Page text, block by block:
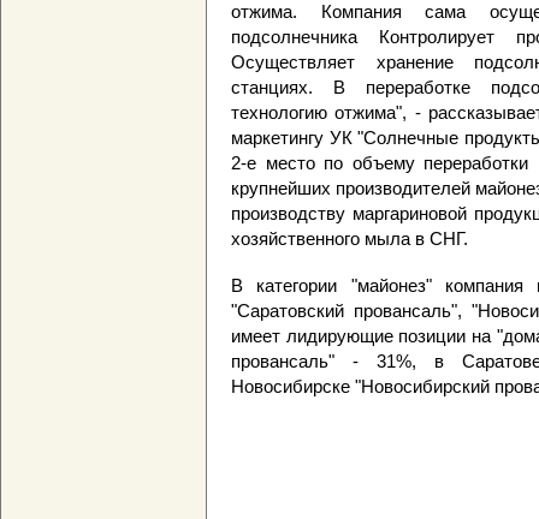
отжима. Компания сама
подсолнечника Контролирует
Осуществляет хранение
станциях. В переработке
технологию отжима", -
маркетингу УК "Солнечные
2-е место по объему переработки
крупнейших производителей
производству маргариновой
хозяйственного мыла в СНГ.
В категории "майонез"
"Саратовский провансаль",
имеет лидирующие позиции на
провансаль" - 31%, в
Новосибирске "Новосибирский